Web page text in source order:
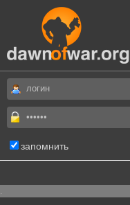
запомнить
.